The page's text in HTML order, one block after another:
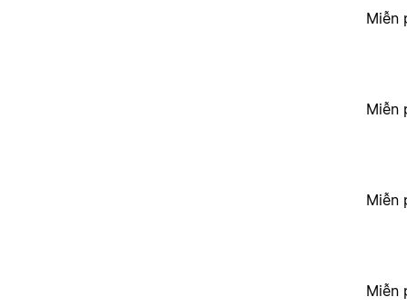
Miễn
Miễn
Miễn
Miễn